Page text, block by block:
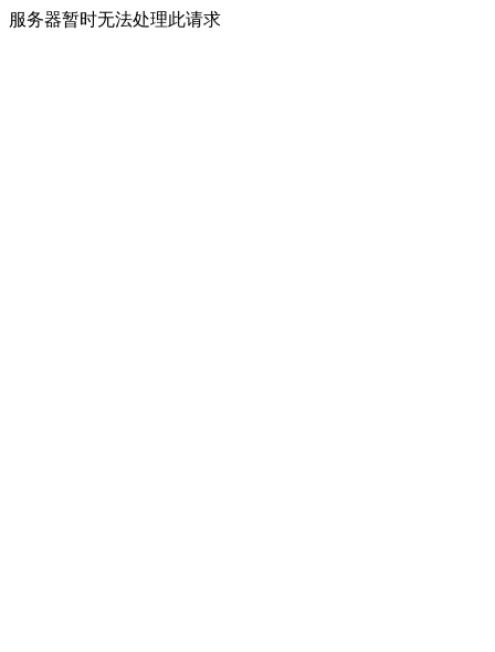
服务器暂时无法处理此请求